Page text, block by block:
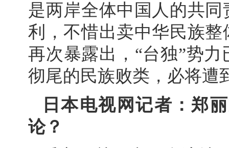
是两岸全体中国人的共
利，不惜出卖中华民族
再次暴露出，“台独”势
彻尾的民族败类，必将遭
日本电视网记者：郑
论？